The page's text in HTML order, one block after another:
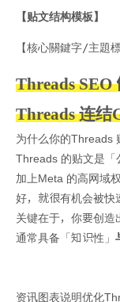
【贴文结构模板】
【核心關鍵字/主
Threads
Threads 连结
为什么你的Threads
Threads 的贴文是「
加上Meta 的高网域
好，就很有机会被快
关键在于，你要创造
通常具备「知识性」
资讯图表说明优化